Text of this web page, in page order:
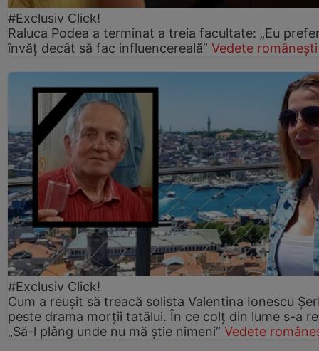
#Exclusiv Click!
Raluca Podea a terminat a treia facultate: „Eu
învăț decât să fac influencereală” Vedete românești
#Exclusiv Click!
Cum a reușit să treacă solista Valentina Ionescu
peste drama morții tatălui. În ce colț din lume s-a
„Să-l plâng unde nu mă știe nimeni” Vedete